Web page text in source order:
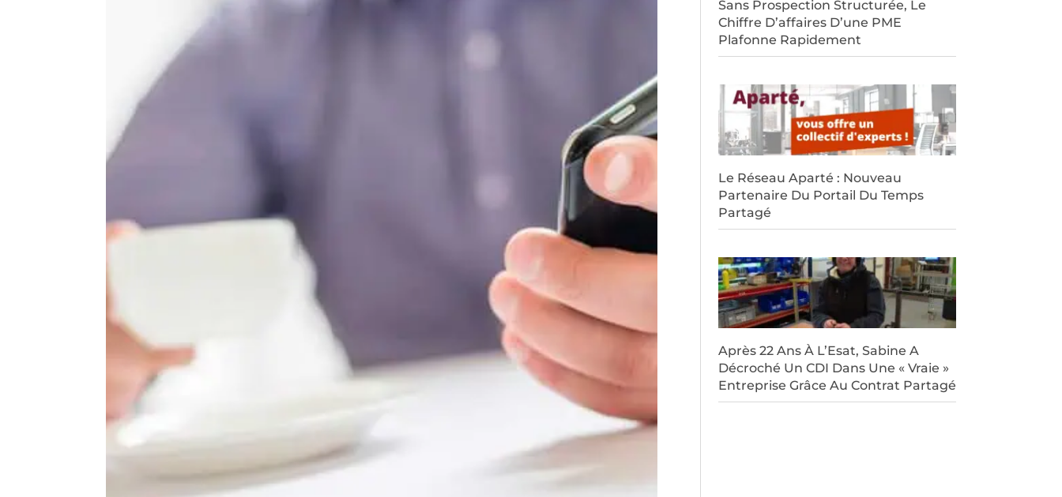
Sans Prospection Structurée, Le
Chiffre D’affaires D’une PME
Plafonne Rapidement
Le Réseau Aparté : Nouveau
Partenaire Du Portail Du Temps
Partagé
Après 22 Ans À L’Esat, Sabine A
Décroché Un CDI Dans Une « Vraie »
Entreprise Grâce Au Contrat Partagé